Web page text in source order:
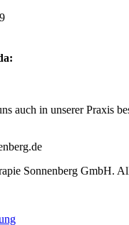
auch in unserer Praxis
Sonnenberg GmbH.